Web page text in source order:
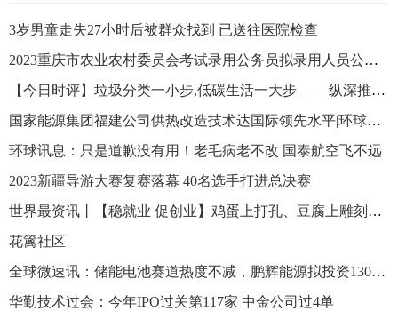
3岁男童走失27小时后被群众找到 已送往医院检查
2023重庆市农业农村委员会考试录用公务员拟录用人员公示公告
【今日时评】垃圾分类一小步,低碳生活一大步 ——纵深推进垃圾分类系列谈之一
国家能源集团福建公司供热改造技术达国际领先水平|环球热文
环球讯息：只是道歉没有用！老毛病老不改 国泰航空飞不远
2023新疆导游大赛复赛落幕 40名选手打进总决赛
世界最资讯丨【稳就业 促创业】鸡蛋上打孔、豆腐上雕刻、面条细如发丝…… 带你揭秘这些绝活是如何练成的
花篱社区
全球微速讯：储能电池赛道热度不减，鹏辉能源拟投资130亿元加码储能电池
华勤技术过会：今年IPO过关第117家 中金公司过4单